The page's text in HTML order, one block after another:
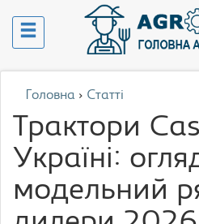
Головна › Статті
Трактори
Україні:
модельний